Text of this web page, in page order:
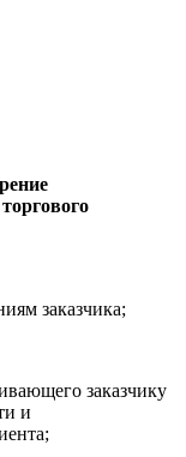
заказчика;
заказчику
и